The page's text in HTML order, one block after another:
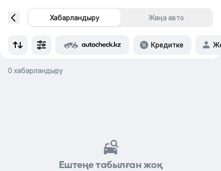
Хабарландыру Жаңа авто
Кредитке
0 хабарландыру
Ештеңе табылған жоқ